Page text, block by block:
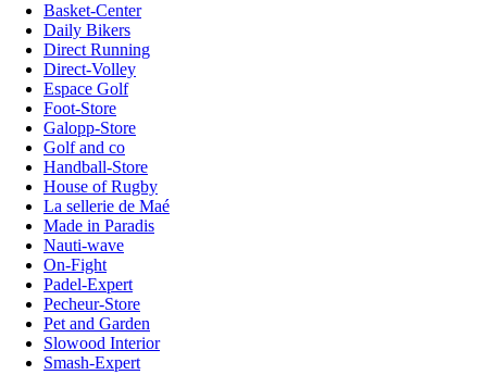
Basket-Center
Daily Bikers
Direct Running
Direct-Volley
Espace Golf
Foot-Store
Galopp-Store
Golf and co
Handball-Store
House of Rugby
La sellerie de Maé
Made in Paradis
Nauti-wave
On-Fight
Padel-Expert
Pecheur-Store
Pet and Garden
Slowood Interior
Smash-Expert